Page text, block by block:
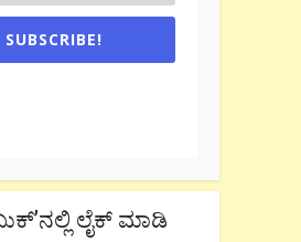
SUBSCRIBE!
ಲೈಕ್ ಮಾಡಿ